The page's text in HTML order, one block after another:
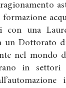
con una
un Dottorato
nel mondo
in settori